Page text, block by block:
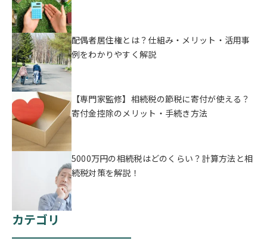
配偶者居住権とは？仕組み・メリット・活用事
例をわかりやすく解説
【専門家監修】相続税の節税に寄付が使える？
寄付金控除のメリット・手続き方法
5000万円の相続税はどのくらい？計算方法と相
続税対策を解説！
カテゴリ